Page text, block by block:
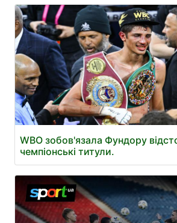
WBO зобов'язала Фундору
чемпіонські титули.